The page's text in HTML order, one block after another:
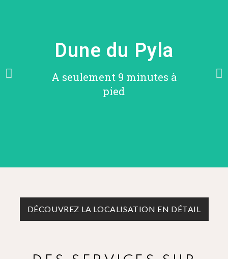
Dune du Pyla
A seulement 9 minutes à
pied
DÉCOUVREZ LA LOCALISATION EN DÉTAIL